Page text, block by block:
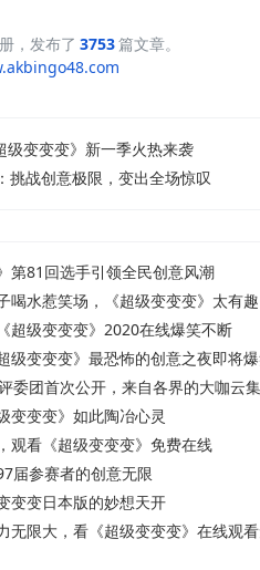
，发布了 3753篇文章。
级变变变》新一季火热来袭
挑战创意极限，变出全场惊叹
第81回选手引领全民创意风潮
喝水惹笑场，《超级变变变》太有趣
超级变变变》2020在线爆笑不断
级变变变》最恐怖的创意之夜即将
委团首次公开，来自各界的大咖云集
变变变》如此陶冶心灵
观看《超级变变变》免费在线
届参赛者的创意无限
变变日本版的妙想天开
无限大，看《超级变变变》在线观